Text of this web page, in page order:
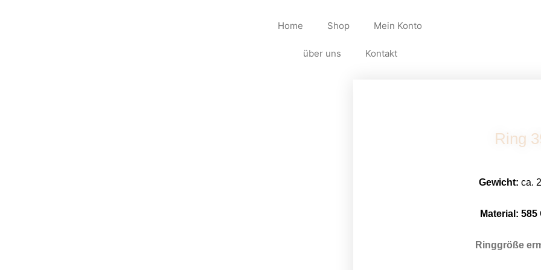
Home Shop Mein Konto
über uns Kontakt
Ring
Gewicht: ca.
Material: 585
Ringgröße